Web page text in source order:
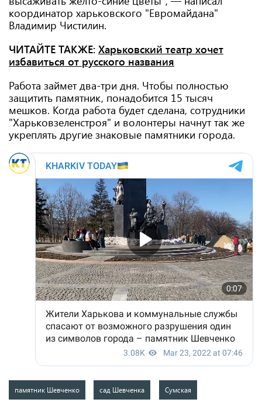
координатор харьковского "Евромайдана"
Владимир Чистилин.
ЧИТАЙТЕ ТАКЖЕ: Харьковский театр хочет
избавиться от русского названия
Работа займет два-три дня. Чтобы полностью
защитить памятник, понадобится 15 тысяч
мешков. Когда работа будет сделана, сотрудники
"Харьковзеленстроя" и волонтеры начнут так же
укреплять другие знаковые памятники города.
памятник Шевченко сад Шевченка Сумская